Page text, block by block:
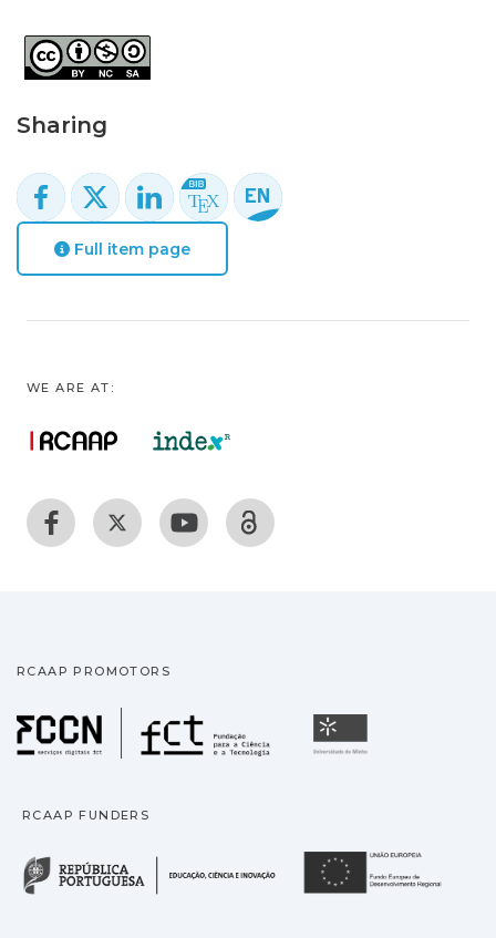
Sharing
Full item page
WE ARE AT:
RCAAP PROMOTORS
Fundação para a
RCAAP FUNDERS
República Portuguesa